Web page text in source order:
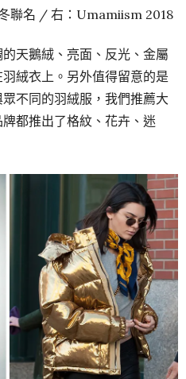
聯名 / 右：Umamiism 2018
天鵝絨、亮面、反光、金屬
絨衣上。另外值得留意的是
不同的羽絨服，我們推薦大
牌都推出了格紋、花卉、迷